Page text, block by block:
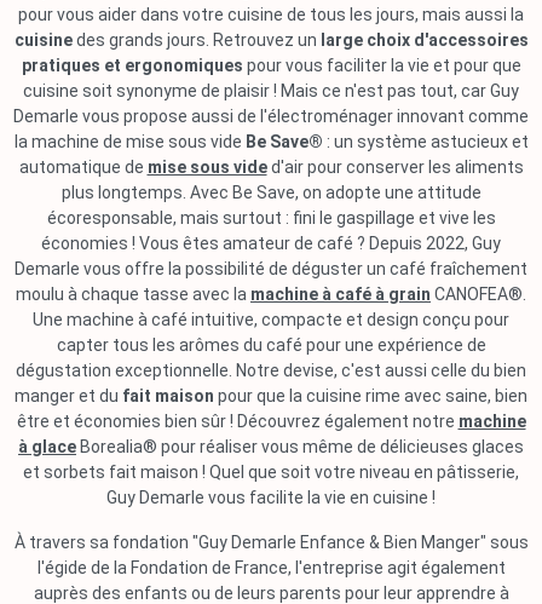
pour vous aider dans votre cuisine de tous les jours, mais aussi la
cuisinedes grands jours. Retrouvez un large choix d'accessoires
pratiques et ergonomiques pour vous faciliter la vie et pour que
cuisine soit synonyme de plaisir ! Mais ce n'est pas tout, car Guy
Demarle vous propose aussi de l'électroménager innovant comme
la machine de mise sous vide Be Save® : un système astucieux et
automatique de mise sous vided'air pour conserver les aliments
plus longtemps. Avec Be Save, on adopte une attitude
écoresponsable, mais surtout : fini le gaspillage et vive les
économies ! Vous êtes amateur de café ? Depuis 2022, Guy
Demarle vous offre la possibilité de déguster un café fraîchement
moulu à chaque tasse avec la machine à café à grain CANOFEA®.
Une machine à café intuitive, compacte et design conçu pour
capter tous les arômes du café pour une expérience de
dégustation exceptionnelle. Notre devise, c'est aussi celle du bien
manger et du fait maison pour que la cuisine rime avec saine, bien
être et économies bien sûr ! Découvrez également notre machine
à glace Borealia® pour réaliser vous même de délicieuses glaces
et sorbets fait maison ! Quel que soit votre niveau en pâtisserie,
Guy Demarle vous facilite la vie en cuisine !
À travers sa fondation "Guy Demarle Enfance & Bien Manger" sous
l'égide de la Fondation de France, l'entreprise agit également
auprès des enfants ou de leurs parents pour leur apprendre à